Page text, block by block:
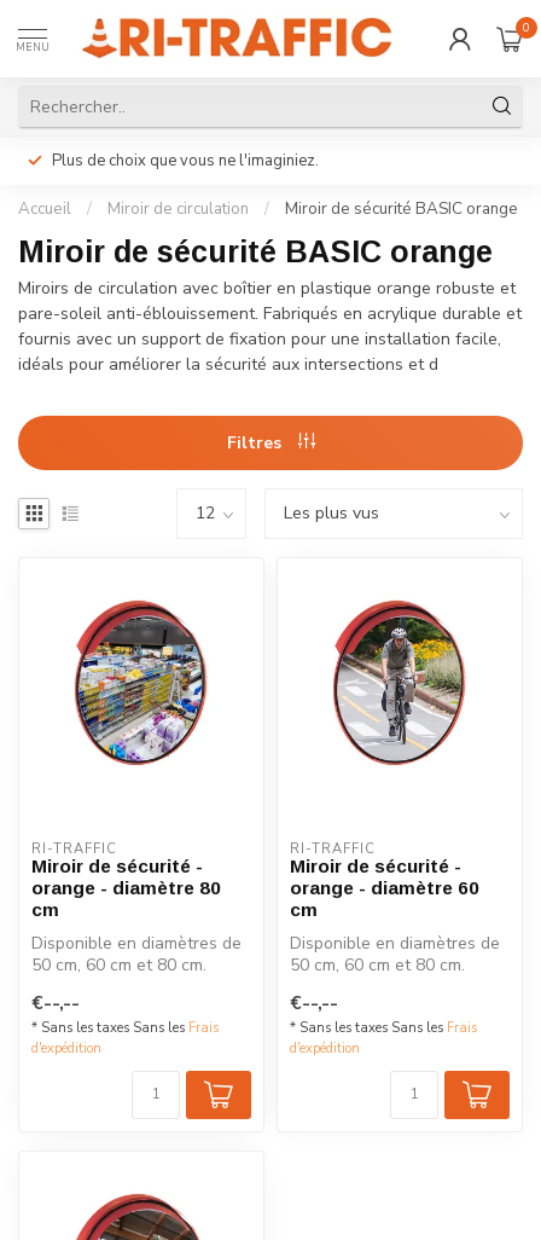
MENU
0
Plus de choix que vous ne l'imaginiez.
Accueil / Miroir de circulation / Miroir de sécurité BASIC orange
Miroir de sécurité BASIC orange
Miroirs de circulation avec boîtier en plastique orange robuste et
pare-soleil anti-éblouissement. Fabriqués en acrylique durable et
fournis avec un support de fixation pour une installation facile,
idéals pour améliorer la sécurité aux intersections et d
Filtres
RI-TRAFFIC
Miroir de sécurité -
orange - diamètre 80
cm
Disponible en diamètres de
50 cm, 60 cm et 80 cm.
durable ...
€--,--
* Sans les taxes Sans les Frais
d'expédition
RI-TRAFFIC
Miroir de sécurité -
orange - diamètre 60
cm
Disponible en diamètres de
50 cm, 60 cm et 80 cm.
durable ...
€--,--
* Sans les taxes Sans les Frais
d'expédition